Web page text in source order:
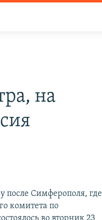
на
после Симферополя, где
комитета по